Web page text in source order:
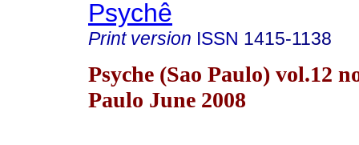
Psychê
Print version ISSN 1415-1138
Psyche (Sao Paulo) vol.12
Paulo June 2008